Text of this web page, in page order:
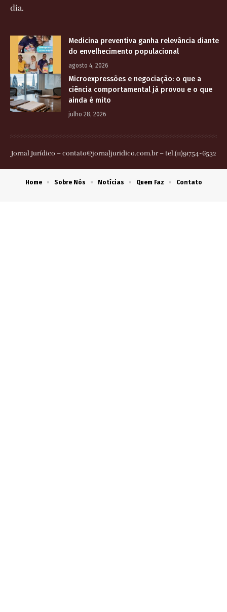
dia.
Medicina preventiva ganha relevância diante
do envelhecimento populacional
agosto 4, 2026
Microexpressões e negociação: o que a
ciência comportamental já provou e o que
ainda é mito
julho 28, 2026
Jornal Jurídico –contato@jornaljuridico.com.br– tel.(11)91754-6532
Home Sobre Nós Notícias Quem Faz Contato